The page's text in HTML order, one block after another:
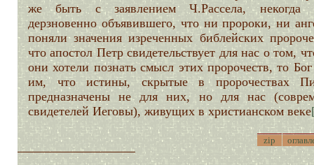
же быть с заявлением Ч.Рассела, некогда
дерзновенно объявившего, что ни пророки, ни
поняли значения изреченных библейских
что апостол Петр свидетельствует для нас о том,
они хотели познать смысл этих пророчеств, то Бог
им, что истины, скрытые в пророчествах
предназначены не для них, но для нас
свидетелей Иеговы), живущих в христианском веке
zip